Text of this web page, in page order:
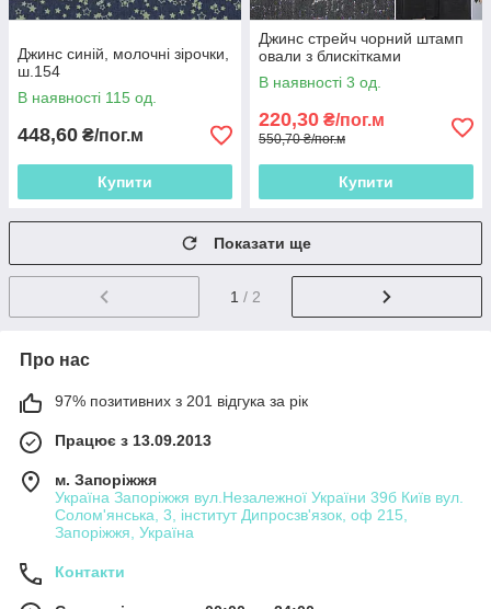
Джинс синій, молочні зірочки,
ш.154
В наявності 115 од.
448,60 ₴/пог.м
Купити
Джинс стрейч чорний штамп
овали з блискітками
В наявності 3 од.
220,30 ₴/пог.м
550,70 ₴/пог.м
Купити
Показати ще
1 / 2
Про нас
97% позитивних з 201 відгука за рік
Працює з 13.09.2013
м. Запоріжжя
Україна Запоріжжя вул.Незалежної України 39б Київ вул.
Солом'янська, 3, інститут Дипросзв'язок, оф 215,
Запоріжжя, Україна
Контакти